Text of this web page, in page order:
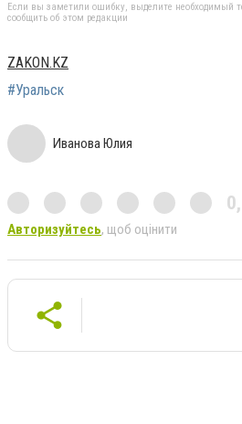
Если вы заметили ошибку, выделите необходимый
сообщить об этом редакции
ZAKON.KZ
#Уральск
Иванова Юлия
Авторизуйтесь, щоб оцінити